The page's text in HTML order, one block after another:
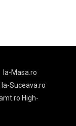
la-Masa.ro
la-Suceava.ro
High-